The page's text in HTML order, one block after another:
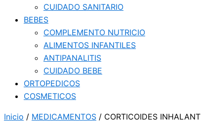
CUIDADO SANITARIO
BEBES
COMPLEMENTO NUTRICIO
ALIMENTOS INFANTILES
ANTIPANALITIS
CUIDADO BEBE
ORTOPEDICOS
COSMETICOS
Inicio / MEDICAMENTOS / CORTICOIDES INHALANT